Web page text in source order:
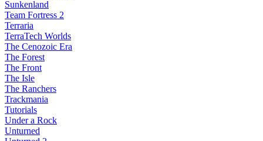
Sunkenland
Team Fortress 2
Terraria
TerraTech Worlds
The Cenozoic Era
The Forest
The Front
The Isle
The Ranchers
Trackmania
Tutorials
Under a Rock
Unturned